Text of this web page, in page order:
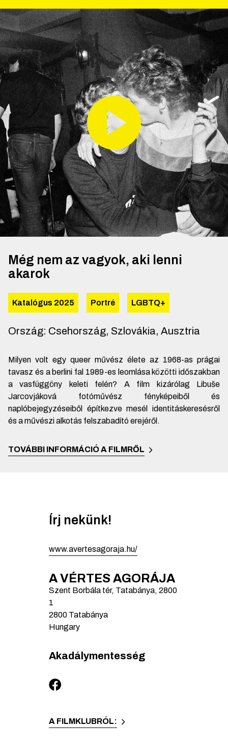
Még nem az vagyok, aki lenni
akarok
Katalógus 2025 Portré LGBTQ+
Ország: Csehország, Szlovákia, Ausztria
Milyen volt egy queer művész élete az 1968-as prágai
tavasz és a berlini fal 1989-es leomlása közötti időszakban
a vasfüggöny keleti felén? A film kizárólag Libuše
Jarcovjáková fotóművész fényképeiből és
naplóbejegyzéseiből építkezve mesél identitáskeresésről
és a művészi alkotás felszabadító erejéről.
TOVÁBBI INFORMÁCIÓ A FILMRŐL
Írj nekünk!
www.avertesagoraja.hu/
A VÉRTES AGORÁJA
Szent Borbála tér, Tatabánya, 2800
1
2800 Tatabánya
Hungary
Akadálymentesség
A FILMKLUBRÓL: